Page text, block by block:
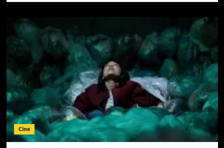
Cine